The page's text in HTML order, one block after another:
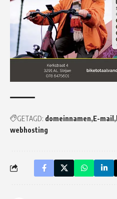
GETAGD: domeinnamen E-mail
webhosting